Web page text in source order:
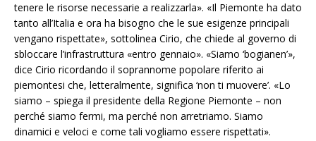
tenere le risorse necessarie a realizzarla». «Il Piemonte ha dato
tanto all’Italia e ora ha bisogno che le sue esigenze principali
vengano rispettate», sottolinea Cirio, che chiede al governo di
sbloccare l’infrastruttura «entro gennaio». «Siamo ‘bogianen’»,
dice Cirio ricordando il soprannome popolare riferito ai
piemontesi che, letteralmente, significa ‘non ti muovere’. «Lo
siamo – spiega il presidente della Regione Piemonte – non
perché siamo fermi, ma perché non arretriamo. Siamo
dinamici e veloci e come tali vogliamo essere rispettati».